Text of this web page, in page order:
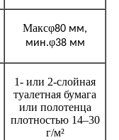
Максφ80 мм,
мин.φ38 мм
1- или 2-слойная
туалетная бумага
или полотенца
плотностью 14–30
г/м²